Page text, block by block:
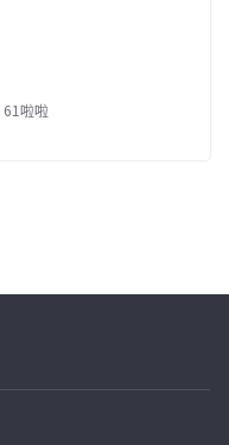
61啦啦